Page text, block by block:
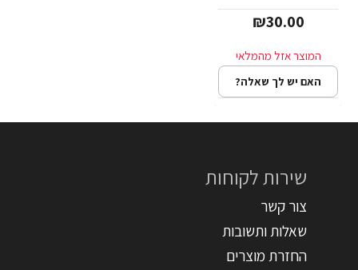
₪30.00
האם יש לך שאלה?
שירות לקוחות
צור קשר
שאלות ותשובות
החזרת מוצרים